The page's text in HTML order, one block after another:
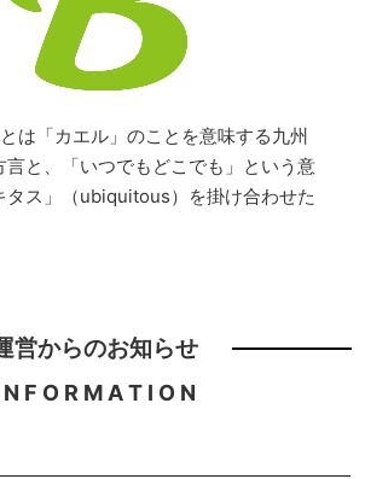
は「カエル」のことを意味する九州
言と、「いつでもどこでも」という意
タス」（ubiquitous）を掛け合わせた
営からのお知らせ
N F O R M A T I O N